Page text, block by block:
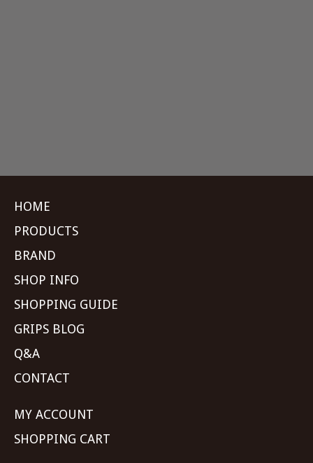
HOME
PRODUCTS
BRAND
SHOP INFO
SHOPPING GUIDE
GRIPS BLOG
Q&A
CONTACT
MY ACCOUNT
SHOPPING CART